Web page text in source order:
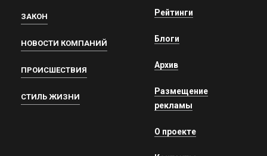
ЗАКОН
НОВОСТИ КОМПАНИЙ
ПРОИСШЕСТВИЯ
СТИЛЬ ЖИЗНИ
Рейтинги
Блоги
Архив
Размещение
рекламы
О проекте